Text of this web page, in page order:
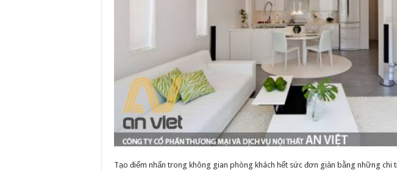
Tạo điểm nhấn trong không gian phòng khách hết sức đơn giản bằng những chi